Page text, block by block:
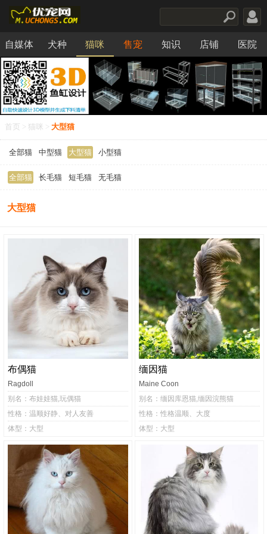
自媒体 犬种 猫咪 售宠 知识 店铺 医院
食品
首页 猫咪 大型猫
全部猫 中型猫 大型猫 小型猫
全部猫 长毛猫 短毛猫 无毛猫
大型猫
布偶猫
Ragdoll
别名：布娃娃猫,玩偶猫
性格：温顺好静、对人友善
体型：大型
缅因猫
Maine Coon
别名：缅因库恩猫,缅因浣熊猫
性格：性格温顺、大度
体型：大型